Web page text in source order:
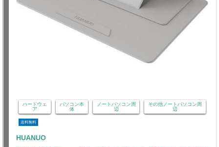
ハードウェ
ア
パソコン本
体
ノートパソコン周
辺
その他ノートパソコン周
辺
送料無料
HUANUO